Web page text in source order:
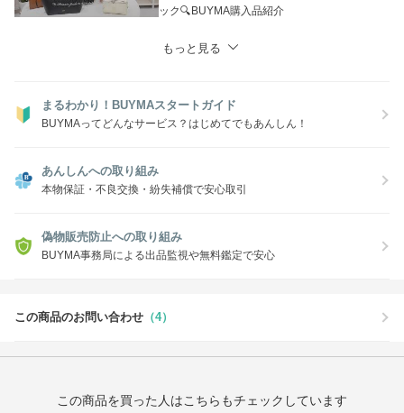
ック🔍BUYMA購入品紹介
もっと見る
まるわかり！BUYMAスタートガイド
BUYMAってどんなサービス？はじめてでもあんしん！
あんしんへの取り組み
本物保証・不良交換・紛失補償で安心取引
偽物販売防止への取り組み
BUYMA事務局による出品監視や無料鑑定で安心
この商品のお問い合わせ （4）
この商品を買った人はこちらもチェックしています